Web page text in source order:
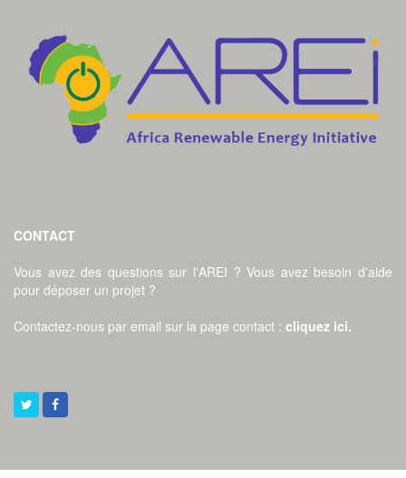
CONTACT
Vous avez des questions sur l'AREI ? Vous avez besoin d'aide
pour déposer un projet ?
Contactez-nous par email sur la page contact : cliquez ici.